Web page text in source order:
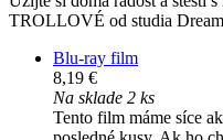
TROLLOVÉ od studia
Blu-ray film
8,19 €
Na sklade 2 ks
Tento film máme síce